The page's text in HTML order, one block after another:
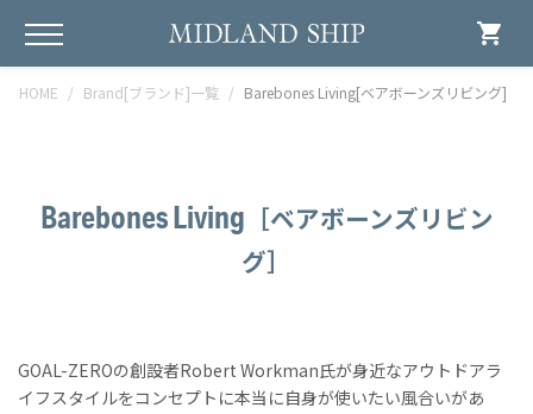
shopping_cart
HOME Brand[ブランド]一覧 Barebones Living[ベアボーンズリビング]
Barebones Living ［ベアボーンズリビン
グ］
GOAL-ZEROの創設者Robert Workman氏が身近なアウトドアラ
イフスタイルをコンセプトに本当に自身が使いたい風合いがあ